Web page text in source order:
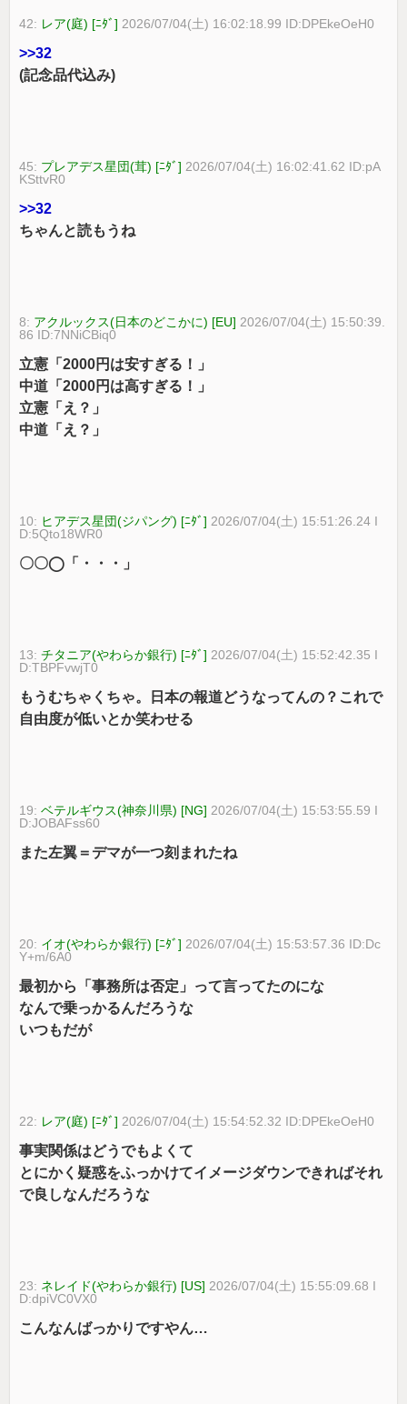
42: レア(庭) [ﾆﾀﾞ] 2026/07/04(土) 16:02:18.99 ID:DPEkeOeH0
>>32
(記念品代込み)
45: プレアデス星団(茸) [ﾆﾀﾞ] 2026/07/04(土) 16:02:41.62 ID:pA
KSttvR0
>>32
ちゃんと読もうね
8: アクルックス(日本のどこかに) [EU] 2026/07/04(土) 15:50:39.
86 ID:7NNiCBiq0
立憲「2000円は安すぎる！」
中道「2000円は高すぎる！」
立憲「え？」
中道「え？」
10: ヒアデス星団(ジパング) [ﾆﾀﾞ] 2026/07/04(土) 15:51:26.24 I
D:5Qto18WR0
〇〇◯「・・・」
13:チタニア(やわらか銀行) [ﾆﾀﾞ] 2026/07/04(土) 15:52:42.35 I
D:TBPFvwjT0
もうむちゃくちゃ。日本の報道どうなってんの？これで
自由度が低いとか笑わせる
19:ベテルギウス(神奈川県) [NG] 2026/07/04(土) 15:53:55.59 I
D:JOBAFss60
また左翼＝デマが一つ刻まれたね
20: イオ(やわらか銀行) [ﾆﾀﾞ] 2026/07/04(土) 15:53:57.36 ID:Dc
Y+m/6A0
最初から「事務所は否定」って言ってたのにな
なんで乗っかるんだろうな
いつもだが
22: レア(庭) [ﾆﾀﾞ] 2026/07/04(土) 15:54:52.32 ID:DPEkeOeH0
事実関係はどうでもよくて
とにかく疑惑をふっかけてイメージダウンできればそれ
で良しなんだろうな
23: ネレイド(やわらか銀行) [US] 2026/07/04(土) 15:55:09.68 I
D:dpiVC0VX0
こんなんばっかりですやん…